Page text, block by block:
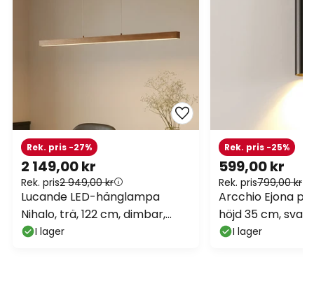
2 149,00 kr
Rek. pris2 949,00 kr
Rek. pris -27%
Lucande LED-hänglampa
Nihalo, trä, 122 cm, dimbar,
CCTI lager
599,00 kr
Rek. pris799,00 kr
Rek. pris -25%
Arcchio Ejona
höjd 35 cm,
I lager